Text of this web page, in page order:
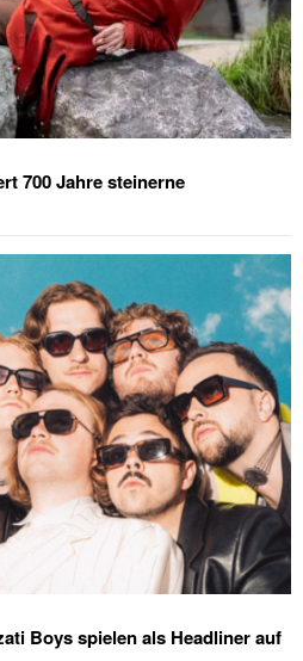
700 Jahre steinerne
Boys spielen als Headliner auf